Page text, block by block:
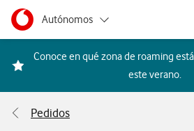
Ir a la pagina principal de vodafone.es
Menu navegación Segmento
Autónomos
PymesConoce en qué zona de roaming
este verano.
Pedidos